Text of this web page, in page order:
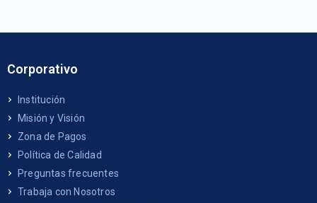
Corporativo
Institución
Misión y Visión
Zona de Pagos
Política de Calidad
Preguntas frecuentes
Trabaja con Nosotros